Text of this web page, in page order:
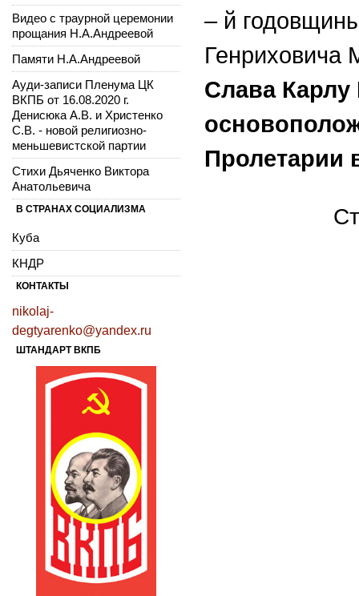
– й
Генриховича
Слава Карлу
Пролетарии
Видео с траурной церемонии
прощания Н.А.Андреевой
Памяти Н.А.Андреевой
Ауди-записи Пленума ЦК
ВКПБ от 16.08.2020 г.
Денисюка А.В. и Христенко
С.В. - новой религиозно-
меньшевистской партии
Стихи Дьяченко Виктора
Анатольевича
В СТРАНАХ СОЦИАЛИЗМА
Куба
КНДР
КОНТАКТЫ
nikolaj-
degtyarenko@yandex.ru
ШТАНДАРТ ВКПБ